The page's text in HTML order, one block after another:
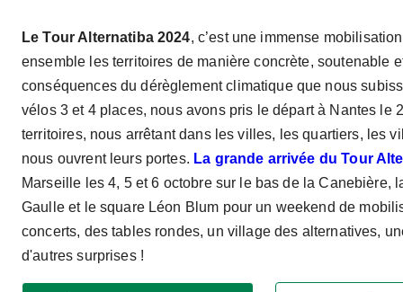
Le Tour Alternatiba 2024, c’est une immense
ensemble les territoires de manière concrète, soutenable
conséquences du dérèglement climatique que nous
vélos 3 et 4 places, nous avons pris le départ à Nantes le
territoires, nous arrêtant dans les villes, les quartiers, les
nous ouvrent leurs portes. La grande arrivée du Tour
Marseille les 4, 5 et 6 octobre sur le bas de la Canebière,
Gaulle et le square Léon Blum pour un weekend de
concerts, des tables rondes, un village des alternatives,
d'autres surprises !